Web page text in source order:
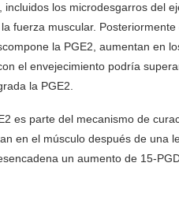
incluidos los microdesgarros del
fuerza muscular.
la PGE2, aumentan en
el envejecimiento podría
la PGE2.
es parte del mecanismo de
en el músculo después de una
un aumento de 15-